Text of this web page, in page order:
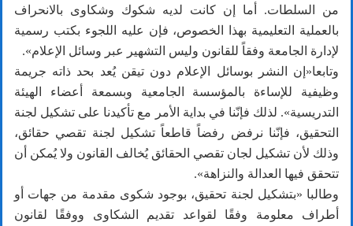
من السلطات. أما إن كانت لديه شكوك وشكاوى بالانحراف
بالعملية التعليمية بهذا الخصوص، فإن عليه اللجوء بكتب رسمية
لإدارة الجامعة وفقاً للقانون وليس التشهير عبر وسائل الإعلام».
وتابعا«إن النشر بوسائل الإعلام دون تيقن يُعد بحد ذاته جريمة
وظيفية للإساءة بالمؤسسة الجامعية وبسمعة أعضاء الهيئة
التدريسية». لذلك فإنّنا في بداية الأمر مع تأكيدنا على تشكيل لجنة
التحقيق، فإنّنا نرفض رفضاً قاطعاً تشكيل لجنة تقصي حقائق،
وذلك لأن تشكيل لجان تقصي الحقائق يُخالف القانون ولا يُمكن أن
تتحقق فيها العدالة والنزاهة».
وطالبا «بتشكيل لجنة تحقيق، بوجود شكوى مقدمة من جهات أو
أطراف معلومة وفقًا لقواعد تقديم الشكاوى ووفقًا لقانون